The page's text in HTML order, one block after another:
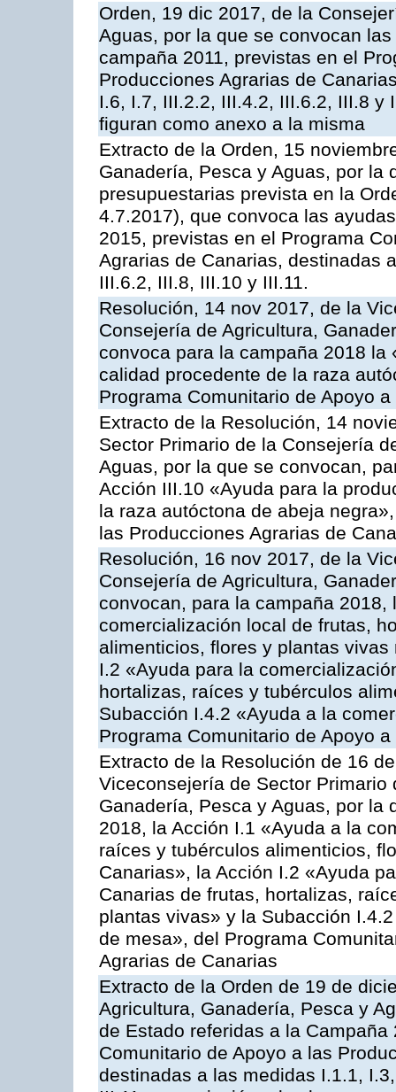
Orden, 19 dic 2017, de la
Aguas, por la que se convocan
campaña 2011, previstas en el
Producciones Agrarias de
I.6, I.7, III.2.2, III.4.2, III.6.2, III.8 y
figuran como anexo a la misma
Extracto de la Orden, 15
Ganadería, Pesca y Aguas, por la
presupuestarias prevista en la
4.7.2017), que convoca las
2015, previstas en el Programa
Agrarias de Canarias, destinadas
III.6.2, III.8, III.10 y III.11.
Resolución, 14 nov 2017, de la
Consejería de Agricultura,
convoca para la campaña 2018
calidad procedente de la raza
Programa Comunitario de Apoyo
Extracto de la Resolución, 14
Sector Primario de la Consejería
Aguas, por la que se convocan,
Acción III.10 «Ayuda para la
la raza autóctona de abeja
las Producciones Agrarias de
Resolución, 16 nov 2017, de la
Consejería de Agricultura,
convocan, para la campaña 2018,
comercialización local de frutas,
alimenticios, flores y plantas
I.2 «Ayuda para la
hortalizas, raíces y tubérculos
Subacción I.4.2 «Ayuda a la
Programa Comunitario de Apoyo
Extracto de la Resolución de 16
Viceconsejería de Sector
Ganadería, Pesca y Aguas, por la
2018, la Acción I.1 «Ayuda a la
raíces y tubérculos alimenticios,
Canarias», la Acción I.2 «Ayuda
Canarias de frutas, hortalizas,
plantas vivas» y la Subacción
de mesa», del Programa
Agrarias de Canarias
Extracto de la Orden de 19 de
Agricultura, Ganadería, Pesca y
de Estado referidas a la
Comunitario de Apoyo a las
destinadas a las medidas I.1.1,